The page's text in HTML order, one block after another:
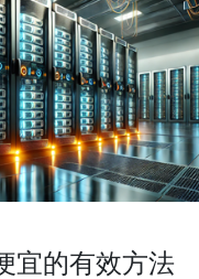
宜的有效方法